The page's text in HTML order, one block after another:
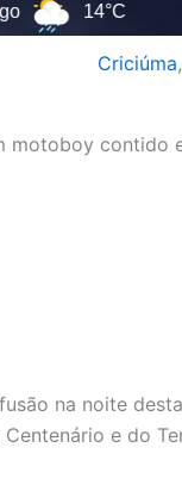
14°C
Criciúma,
motoboy contido
na noite
e do